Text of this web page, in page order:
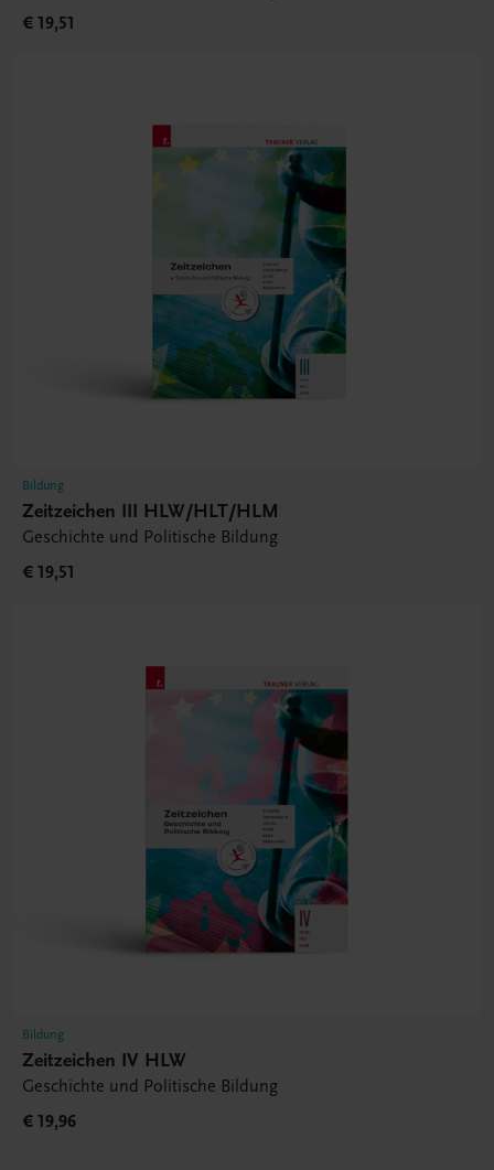
€ 19,51
Bildung
Zeitzeichen III HLW/HLT/HLM
Geschichte und Politische Bildung
€ 19,51
Bildung
Zeitzeichen IV HLW
Geschichte und Politische Bildung
€ 19,96